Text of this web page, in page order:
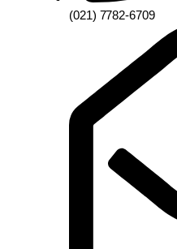
(021) 7782-6709